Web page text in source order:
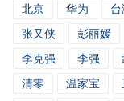
北京
华为
张又侠
彭丽媛
李克强
李强
清零
温家宝